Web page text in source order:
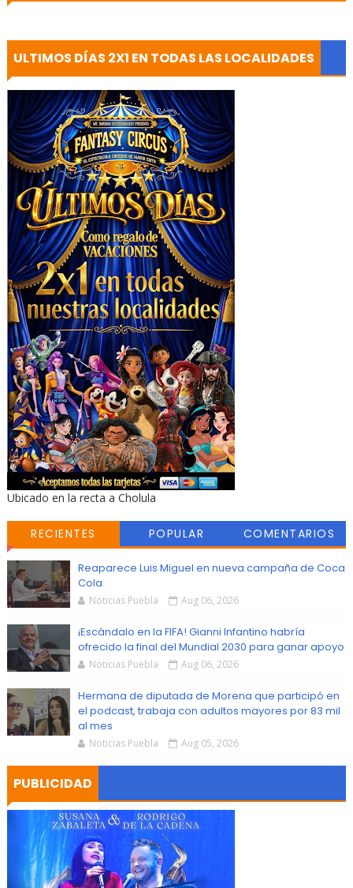
ULTIMOS DÍAS 2X1 EN TODAS LAS LOCALIDADES
Ubicado en la recta a Cholula
RECIENTES POPULAR COMENTARIOS
Reaparece Luis Miguel en nueva campaña de Coca
Cola
Noticias Puebla Aug 06, 2026
¡Escándalo en la FIFA! Gianni Infantino habría
ofrecido la final del Mundial 2030 para ganar apoyo
Noticias Puebla Aug 06, 2026
Hermana de diputada de Morena que participó en
el podcast, trabaja con adultos mayores por 83 mil
al mes
Noticias Puebla Aug 05, 2026
PUBLICIDAD